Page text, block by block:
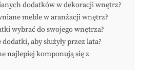
dodatków w dekoracji wnętrz?
meble w aranżacji wnętrz?
wybrać do swojego wnętrza?
aby służyły przez lata?
najlepiej komponują się z